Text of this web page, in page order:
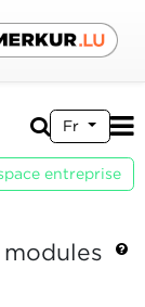
Fr
entreprise